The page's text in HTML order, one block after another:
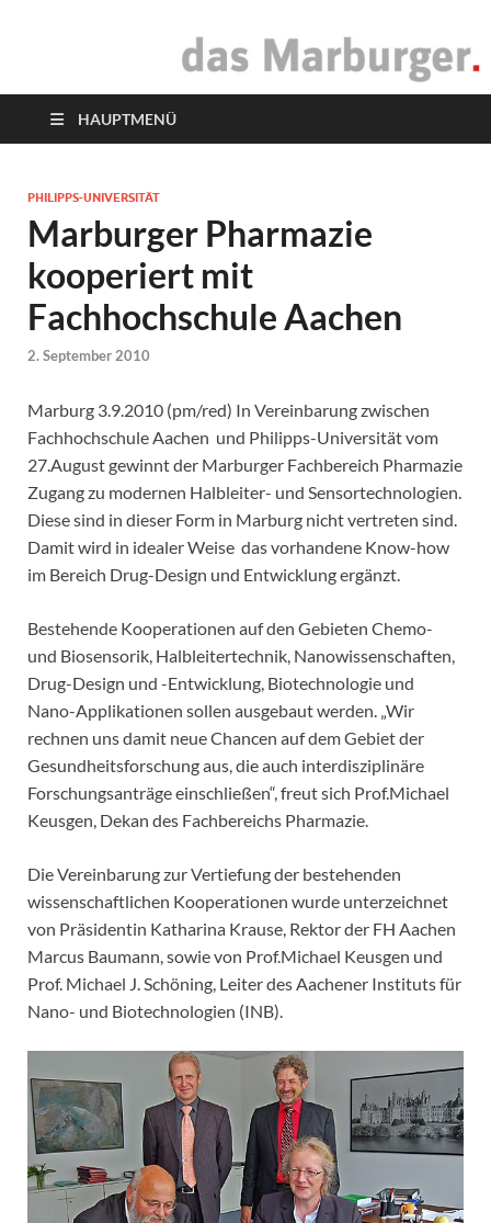
das Marburger.
HAUPTMENÜ
PHILIPPS-UNIVERSITÄT
Marburger Pharmazie
kooperiert mit
Fachhochschule Aachen
2. September 2010
Marburg 3.9.2010 (pm/red) In Vereinbarung zwischen
Fachhochschule Aachen und Philipps-Universität vom
27.August gewinnt der Marburger Fachbereich Pharmazie
Zugang zu modernen Halbleiter- und Sensortechnologien.
Diese sind in dieser Form in Marburg nicht vertreten sind.
Damit wird in idealer Weise das vorhandene Know-how
im Bereich Drug-Design und Entwicklung ergänzt.
Bestehende Kooperationen auf den Gebieten Chemo-
und Biosensorik, Halbleitertechnik, Nanowissenschaften,
Drug-Design und -Entwicklung, Biotechnologie und
Nano-Applikationen sollen ausgebaut werden. „Wir
rechnen uns damit neue Chancen auf dem Gebiet der
Gesundheitsforschung aus, die auch interdisziplinäre
Forschungsanträge einschließen“, freut sich Prof.Michael
Keusgen, Dekan des Fachbereichs Pharmazie.
Die Vereinbarung zur Vertiefung der bestehenden
wissenschaftlichen Kooperationen wurde unterzeichnet
von Präsidentin Katharina Krause, Rektor der FH Aachen
Marcus Baumann, sowie von Prof.Michael Keusgen und
Prof. Michael J. Schöning, Leiter des Aachener Instituts für
Nano- und Biotechnologien (INB).